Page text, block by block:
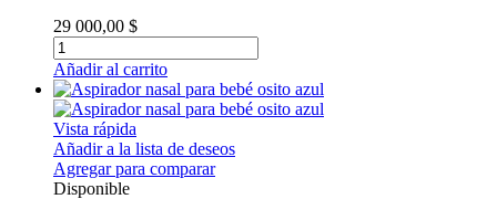
29 000,00 $
Añadir al carrito
Vista rápida
Añadir a la lista de deseos
Agregar para comparar
Disponible